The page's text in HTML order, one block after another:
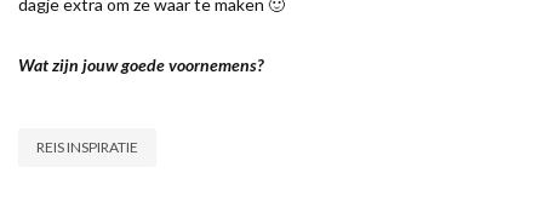
dagje extra om ze waar te maken 🙂
Wat zijn jouw goede voornemens?
REIS INSPIRATIE